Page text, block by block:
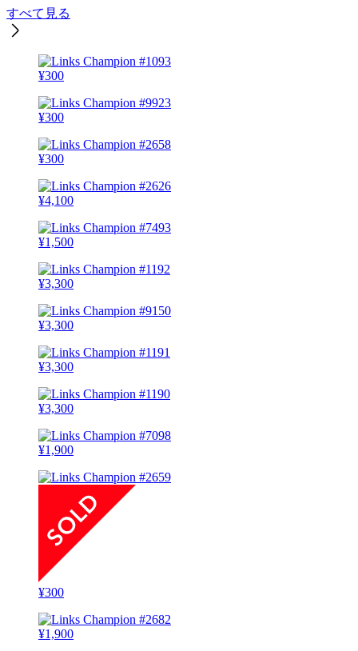
すべて見る
¥300
¥300
¥300
¥4,100
¥1,500
¥3,300
¥3,300
¥3,300
¥3,300
¥1,900
¥300
¥1,900